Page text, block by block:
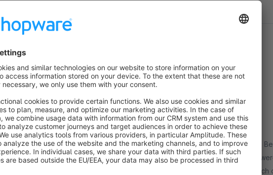
Sort by
Rundum gelungene Erweiterung | Top Empfehlung!
5.0
Average rating of 5 out of 5 stars
by WEKOTRADE 7 August 2025 09:37
Die Erweiterung überzeugt durch ihre vielfältige und durchdachte Funktionalität.
individuellen Anpassungen (CSS/JS Container) an einem Ort zusammengefasst
Überblick und kann Änderungen noch schneller und effizienter durchführen. Auch